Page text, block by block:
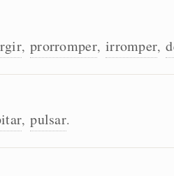
, prorromper, irromper,
, pulsar.